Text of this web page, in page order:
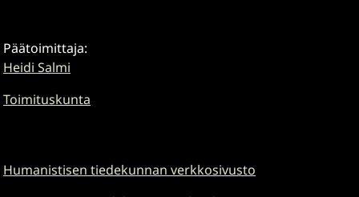
Päätoimittaja:
Heidi Salmi
Toimituskunta
Humanistisen tiedekunnan verkkosivusto